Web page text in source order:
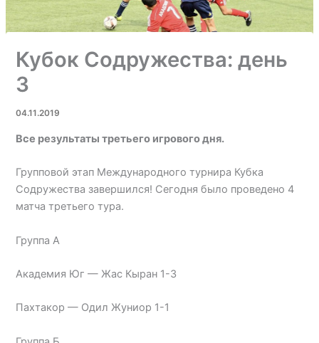
Кубок Содружества: день
3
04.11.2019
Все результаты третьего игрового дня.
Групповой этап Международного турнира Кубка
Содружества завершился! Сегодня было проведено 4
матча третьего тура.
Группа А
Академия Юг — Жас Кыран 1-3
Пахтакор — Одил Жуниор 1-1